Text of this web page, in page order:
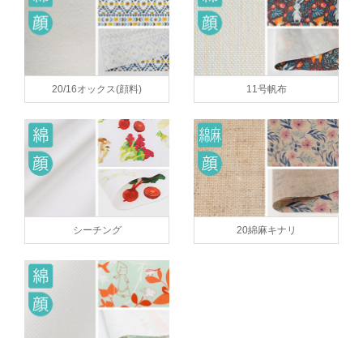
20/16オックス(顔料) 11号帆布
シーチング 20綿麻キナリ